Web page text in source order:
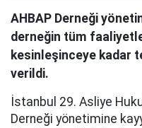
AHBAP Derneği
derneğin tüm
kesinleşinceye kadar
verildi.
İstanbul 29. Asliye
Derneği yönetimine